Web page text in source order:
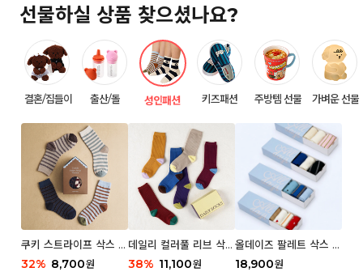
선물하실 상품 찾으셨나요?
결혼/집들이 출산/돌 성인패션 키즈패션 주방템 선물 가벼운 선물
쿠키 스트라이프 삭스 우
먼 2P
32% 8,700원
데일리 컬러풀 리브 삭스
우먼 3P 세트
38% 11,100원
올데이즈 팔레트 삭스 우
먼 5P
18,900원